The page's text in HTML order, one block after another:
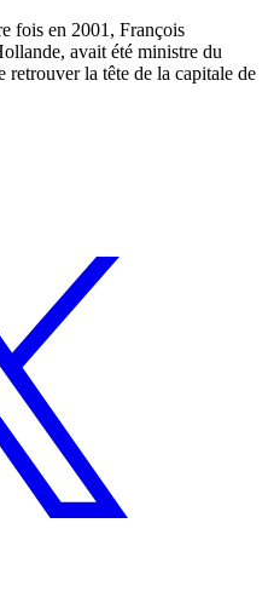
fois en 2001, François
avait été ministre du
retrouver la tête de la capitale de